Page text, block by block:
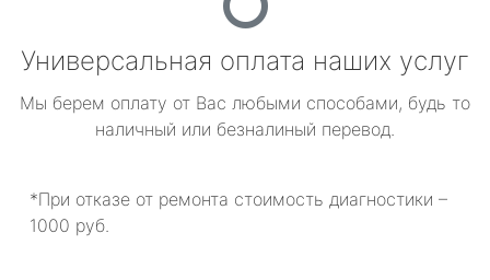
Универсальная оплата наших услуг
Мы берем оплату от Вас любыми способами, будь то
наличный или безналиный перевод.
*При отказе от ремонта стоимость диагностики –
1000 руб.